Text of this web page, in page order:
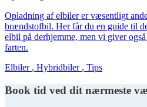
Opladning af elbiler er væsentligt
brændstofbil. Her får du en guide til
elbil på derhjemme, men vi giver
farten.
Elbiler , Hybridbiler , Tips
Book tid ved dit nærmeste